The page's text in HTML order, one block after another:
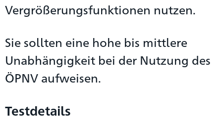
Vergrößerungsfunktionen nutzen.
Sie sollten eine hohe bis mittlere
Unabhängigkeit bei der Nutzung des
ÖPNV aufweisen.
Testdetails